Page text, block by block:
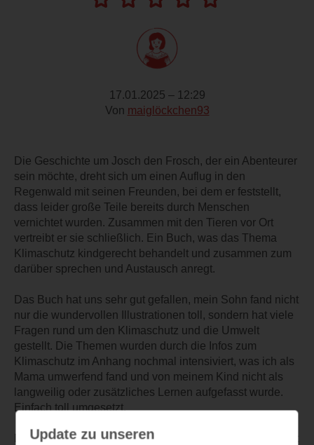
17.01.2025 – 12:29
Von maiglöckchen93
Die Geschichte um Josch den Frosch, der ein Abenteurer
sein möchte, dreht sich um einen Auflug in den
Regenwald mit seinen Freunden, bei dem er feststellt,
dass leider große Teile bereits durch Menschen
vernichtet wurden. Zusammen mit den Tieren vor Ort
vertreibt er sie schließlich. Ein Buch, was das Thema
Klimaschutz kindgerecht behandelt und zusammen zum
darüber sprechen und Austausch anregt.
Das Buch hat uns sehr gut gefallen, mein Sohn fand nicht
nur die wundervollen Illustrationen toll, sondern hat viele
Fragen rund um den Klimaschutz und die Umwelt
gestellt. Die Themen wurden durch die Infos zum
Klimaschutz im Anhang nochmal intensiviert, was ich als
Mama umwerfend fand und von meinem Kind nicht als
langweilig oder zusätzliches Lernen aufgefasst wurde.
Einfach toll umgesetzt.
Das Buch kommt bei Groß und Klein gut an und vermittelt
Update zu unseren